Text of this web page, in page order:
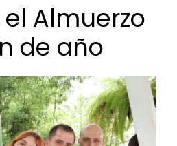
Almuerzo
de año